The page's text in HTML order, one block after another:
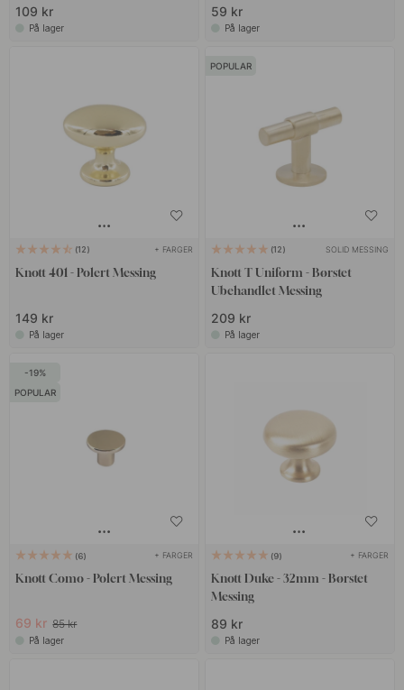
109 kr
På lager
59 kr
På lager
12 + FARGER
Knott 401 - Polert Messing
149 kr
På lager
POPULAR
12 SOLID MESSING
Knott T Uniform - Børstet
Ubehandlet Messing
209 kr
På lager
19
POPULAR
6 + FARGER
Knott Como - Polert Messing
69 kr 85 kr
På lager
9 + FARGER
Knott Duke - 32mm - Børstet
Messing
89 kr
På lager